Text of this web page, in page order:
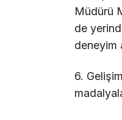
Müdürü
de
deneyim
6.